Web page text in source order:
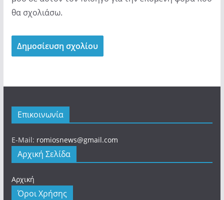
θα σχολιάσω.
Επικοινωνία
E-Mail: romiosnews@gmail.com
Αρχική Σελίδα
Αρχική
Όροι Χρήσης